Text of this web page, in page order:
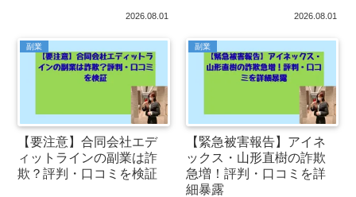
2026.08.01 2026.08.01
副業
【要注意】合同会社エデ
ィットラインの副業は詐
欺？評判・口コミを検証
副業
【緊急被害報告】アイネ
ックス・山形直樹の詐欺
急増！評判・口コミを詳
細暴露